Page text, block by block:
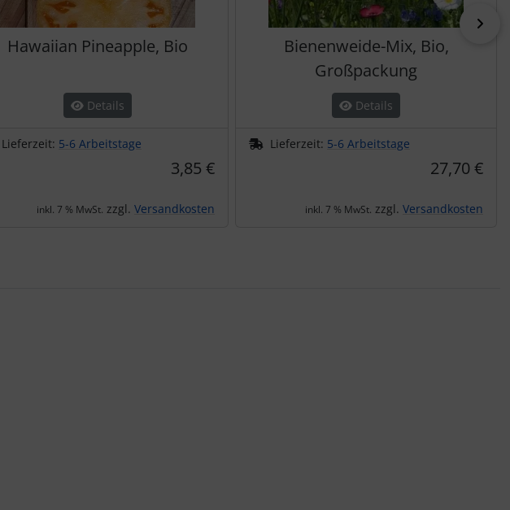
Hawaiian Pineapple, Bio
Details
Lieferzeit: 5-6 Arbeitstage
3,85 €
inkl. 7 % MwSt. zzgl. Versandkosten
Bienenweide-Mix, Bio,
Großpackung
Details
Lieferzeit: 5-6 Arbeitstage
27,70 €
inkl. 7 % MwSt. zzgl. Versandkosten